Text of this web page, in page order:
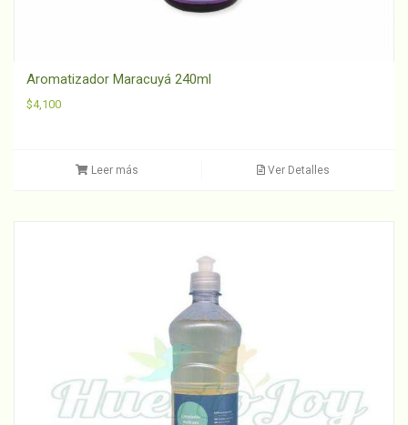
Aromatizador Maracuyá 240ml
$4,100
Leer más Ver Detalles